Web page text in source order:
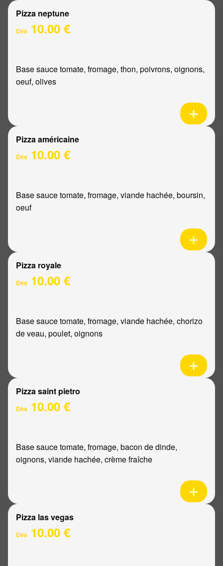
Pizza neptune
Dès 10.00 €
Base sauce tomate, fromage, thon, poivrons, oignons,
oeuf, olives
Pizza américaine
Dès 10.00 €
Base sauce tomate, fromage, viande hachée, boursin,
oeuf
Pizza royale
Dès 10.00 €
Base sauce tomate, fromage, viande hachée, chorizo
de veau, poulet, oignons
Pizza saint pietro
Dès 10.00 €
Base sauce tomate, fromage, bacon de dinde,
oignons, viande hachée, crème fraîche
Pizza las vegas
Dès 10.00 €